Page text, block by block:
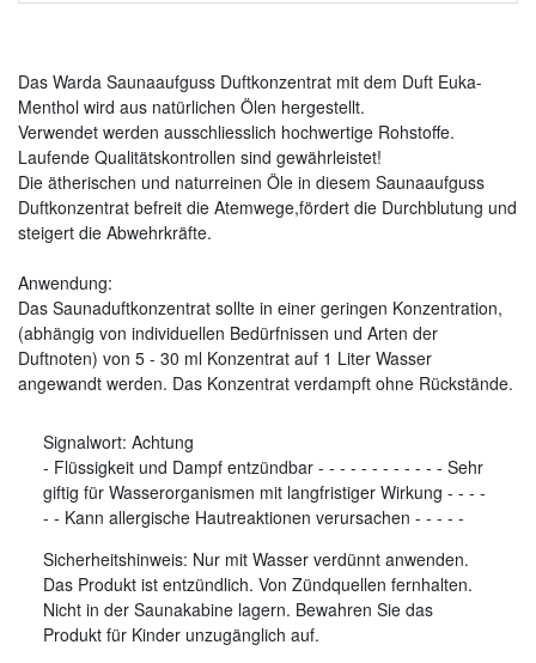
Das Warda Saunaaufguss Duftkonzentrat mit dem Duft Euka-
Menthol wird aus natürlichen Ölen hergestellt.
Verwendet werden ausschliesslich hochwertige Rohstoffe.
Laufende Qualitätskontrollen sind gewährleistet!
Die ätherischen und naturreinen Öle in diesem Saunaaufguss
Duftkonzentrat befreit die Atemwege,fördert die Durchblutung und
steigert die Abwehrkräfte.
Anwendung:
Das Saunaduftkonzentrat sollte in einer geringen Konzentration,
(abhängig von individuellen Bedürfnissen und Arten der
Duftnoten) von 5 - 30 ml Konzentrat auf 1 Liter Wasser
angewandt werden. Das Konzentrat verdampft ohne Rückstände.
Signalwort: Achtung
- Flüssigkeit und Dampf entzündbar - - - - - - - - - - - - Sehr
giftig für Wasserorganismen mit langfristiger Wirkung - - - -
- - Kann allergische Hautreaktionen verursachen - - - - -
Sicherheitshinweis: Nur mit Wasser verdünnt anwenden.
Das Produkt ist entzündlich. Von Zündquellen fernhalten.
Nicht in der Saunakabine lagern. Bewahren Sie das
Produkt für Kinder unzugänglich auf.